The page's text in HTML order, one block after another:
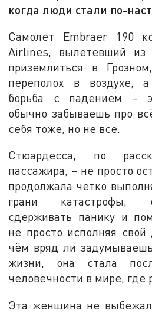
когда люди стали по-
Самолет Embraer 190
Airlines, вылетевший
приземлиться в
переполох в воздухе,
борьба с падением –
обычно забываешь про
себя тоже, но не все.
Стюардесса, по
пассажира, – не просто
продолжала четко
грани катастрофы,
сдерживать панику и
не просто исполняя
чём вряд ли
жизни, она стала
человечности в мире, где
Эта женщина не